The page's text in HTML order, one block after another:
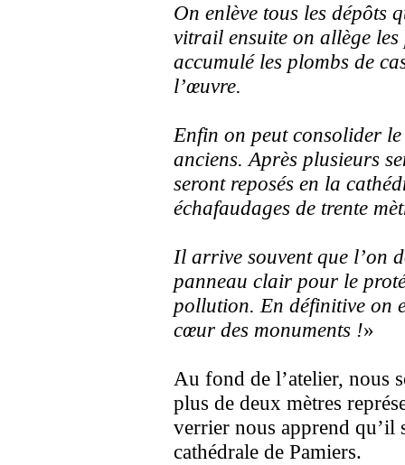
On enlève tous les dépôts
vitrail ensuite on allège
accumulé les plombs de
l’œuvre.
Enfin on peut consolider
anciens. Après plusieurs
seront reposés en la
échafaudages de trente
Il arrive souvent que l’on
panneau clair pour le
pollution. En définitive on
cœur des monuments !»
Au fond de l’atelier, nous
plus de deux mètres
verrier nous apprend qu’il
cathédrale de Pamiers.